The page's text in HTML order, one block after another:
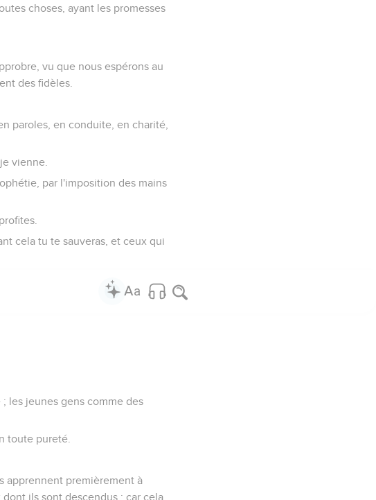
choses, ayant les promesses
vu que nous espérons au
des fidèles.
paroles, en conduite, en charité,
vienne.
par l'imposition des mains
cela tu te sauveras, et ceux qui
les jeunes gens comme des
toute pureté.
apprennent premièrement à
ils sont descendus : car cela